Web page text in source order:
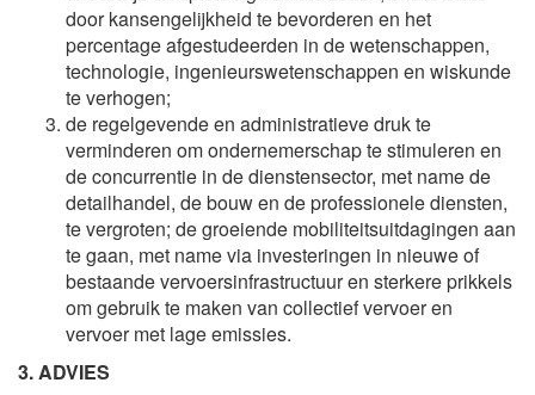
door kansengelijkheid te bevorderen en het
percentage afgestudeerden in de wetenschappen,
technologie, ingenieurswetenschappen en wiskunde
te verhogen;
de regelgevende en administratieve druk te
verminderen om ondernemerschap te stimuleren en
de concurrentie in de dienstensector, met name de
detailhandel, de bouw en de professionele diensten,
te vergroten; de groeiende mobiliteitsuitdagingen aan
te gaan, met name via investeringen in nieuwe of
bestaande vervoersinfrastructuur en sterkere prikkels
om gebruik te maken van collectief vervoer en
vervoer met lage emissies.
3. ADVIES